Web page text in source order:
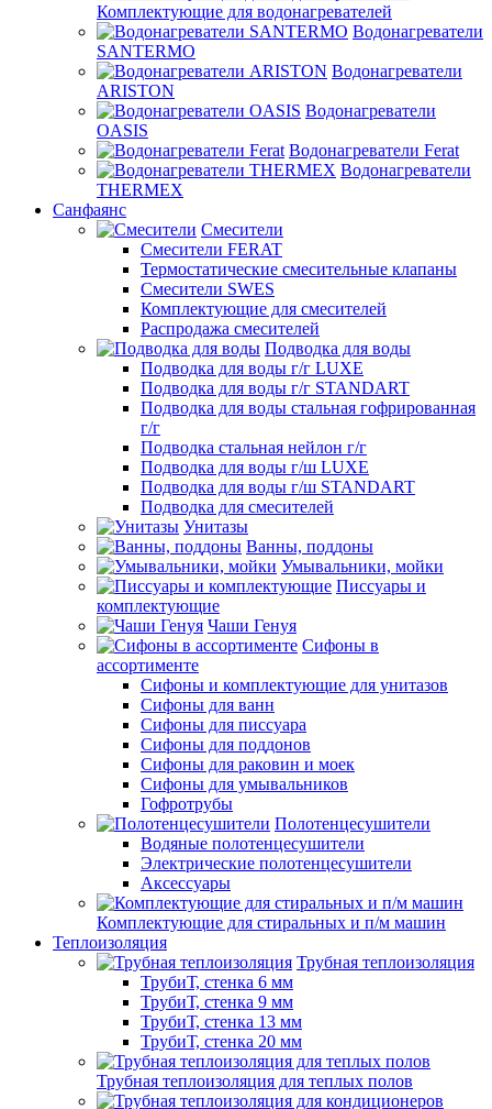
Комплектующие для водонагревателей
Водонагреватели
SANTERMO
Водонагреватели
ARISTON
Водонагреватели
OASIS
Водонагреватели Ferat
Водонагреватели
THERMEX
Санфаянс
Смесители
Смесители FERAT
Термостатические смесительные клапаны
Смесители SWES
Комплектующие для смесителей
Распродажа смесителей
Подводка для воды
Подводка для воды г/г LUXE
Подводка для воды г/г STANDART
Подводка для воды стальная гофрированная
г/г
Подводка стальная нейлон г/г
Подводка для воды г/ш LUXE
Подводка для воды г/ш STANDART
Подводка для смесителей
Унитазы
Ванны, поддоны
Умывальники, мойки
Писсуары и
комплектующие
Чаши Генуя
Сифоны в
ассортименте
Сифоны и комплектующие для унитазов
Сифоны для ванн
Сифоны для писсуара
Сифоны для поддонов
Сифоны для раковин и моек
Сифоны для умывальников
Гофротрубы
Полотенцесушители
Водяные полотенцесушители
Электрические полотенцесушители
Аксессуары
Комплектующие для стиральных и п/м машин
Теплоизоляция
Трубная теплоизоляция
ТрубиТ, стенка 6 мм
ТрубиТ, стенка 9 мм
ТрубиТ, стенка 13 мм
ТрубиТ, стенка 20 мм
Трубная теплоизоляция для теплых полов